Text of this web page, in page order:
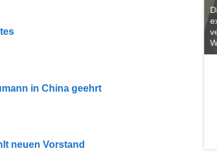
in China geehrt
neuen Vorstand
Ich lese BUSINESS & DIPLOMACY schon seit